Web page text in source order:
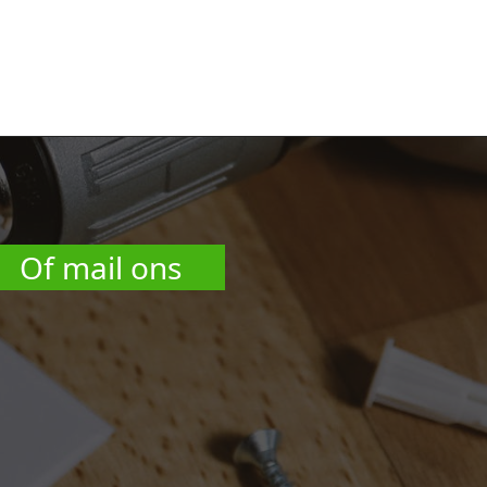
Of mail ons